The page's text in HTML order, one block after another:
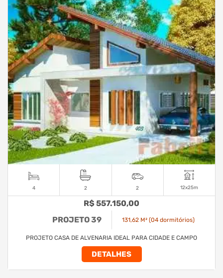
4 2 2 12x25m
R$ 557.150,00
PROJETO 39
131,62 M² (04 dormitórios)
PROJETO CASA DE ALVENARIA IDEAL PARA CIDADE E CAMPO
DETALHES